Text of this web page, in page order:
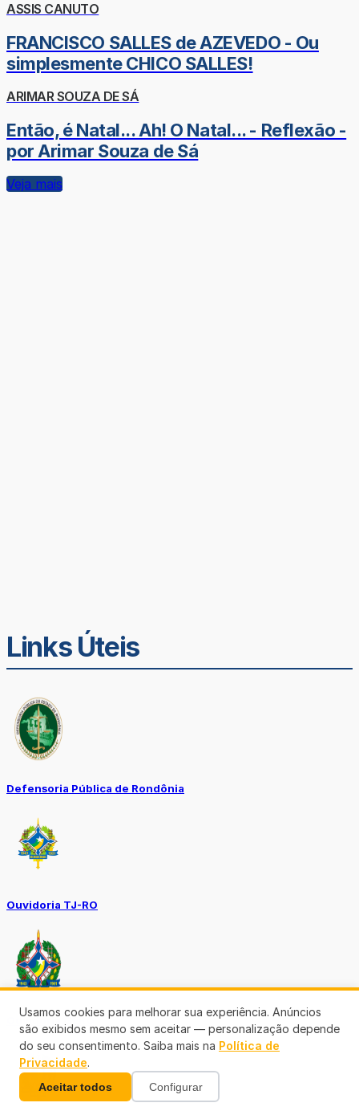
ASSIS CANUTO
FRANCISCO SALLES de AZEVEDO - Ou
simplesmente CHICO SALLES!
ARIMAR SOUZA DE SÁ
Então, é Natal... Ah! O Natal... - Reflexão -
por Arimar Souza de Sá
Veja mais
Links Úteis
Defensoria Pública de Rondônia
Ouvidoria TJ-RO
Ouvidoria GERO
Usamos cookies para melhorar sua experiência. Anúncios
são exibidos mesmo sem aceitar — personalização depende
do seu consentimento. Saiba mais na Política de
Privacidade.
Aceitar todos Configurar